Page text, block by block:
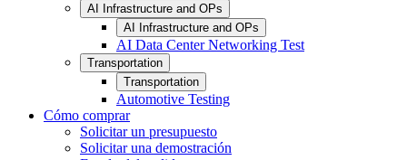
AI Infrastructure and OPs
AI Infrastructure and OPs
AI Data Center Networking Test
Transportation
Transportation
Automotive Testing
Cómo comprar
Solicitar un presupuesto
Solicitar una demostración